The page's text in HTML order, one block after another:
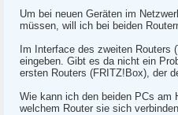
Um bei neuen Geräten im
müssen, will ich bei beiden
Im Interface des zweiten Routers
eingeben. Gibt es da nicht ein
ersten Routers (FRITZ!Box), der
Wie kann ich den beiden PCs am
welchem Router sie sich